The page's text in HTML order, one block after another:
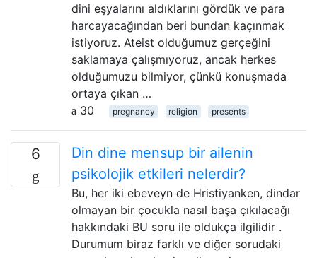
dini eşyalarını aldıklarını gördük ve para
harcayacağından beri bundan kaçınmak
istiyoruz. Ateist olduğumuz gerçeğini
saklamaya çalışmıyoruz, ancak herkes
olduğumuzu bilmiyor, çünkü konuşmada
ortaya çıkan …
30
pregnancy religion presents
6
Din dine mensup bir ailenin
psikolojik etkileri nelerdir?
Bu, her iki ebeveyn de Hristiyanken, dindar
olmayan bir çocukla nasıl başa çıkılacağı
hakkındaki BU soru ile oldukça ilgilidir .
Durumum biraz farklı ve diğer sorudaki